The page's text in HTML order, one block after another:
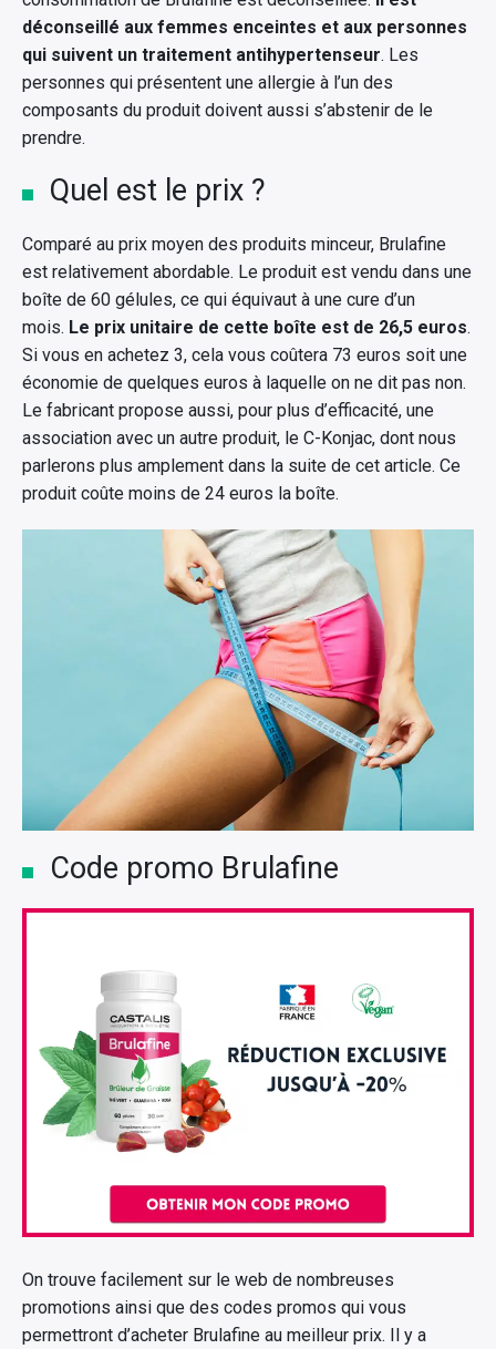
déconseillé aux femmes enceintes et aux personnes
qui suivent un traitement antihypertenseur. Les
personnes qui présentent une allergie à l’un des
composants du produit doivent aussi s’abstenir de le
prendre.
Quel est le prix ?
Comparé au prix moyen des produits minceur, Brulafine
est relativement abordable. Le produit est vendu dans une
boîte de 60 gélules, ce qui équivaut à une cure d’un
mois. Le prix unitaire de cette boîte est de 26,5 euros.
Si vous en achetez 3, cela vous coûtera 73 euros soit une
économie de quelques euros à laquelle on ne dit pas non.
Le fabricant propose aussi, pour plus d’efficacité, une
association avec un autre produit, le C-Konjac, dont nous
parlerons plus amplement dans la suite de cet article. Ce
produit coûte moins de 24 euros la boîte.
Code promo Brulafine
On trouve facilement sur le web de nombreuses
promotions ainsi que des codes promos qui vous
permettront d’acheter Brulafine au meilleur prix. Il y a